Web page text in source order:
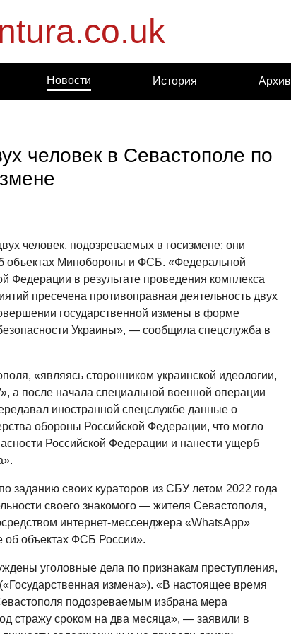
Новости История Архив
человек в Севастополе по
человек, подозреваемых в госизмене: они
объектах Минобороны и ФСБ. «Федеральной
Федерации в результате проведения комплекса
пресечена противоправная деятельность двух
государственной измены в форме
Украины», — сообщила спецслужба в
«являясь сторонником украинской идеологии,
а после начала специальной военной операции
иностранной спецслужбе данные о
обороны Российской Федерации, что могло
Российской Федерации и нанести ущерб
заданию своих кураторов из СБУ летом 2022 года
своего знакомого — жителя Севастополя,
интернет-мессенджера «WhatsApp»
об объектах ФСБ России».
уголовные дела по признакам преступления,
измена»). «В настоящее время
подозреваемым избрана мера
стражу сроком на два месяца», — заявили в